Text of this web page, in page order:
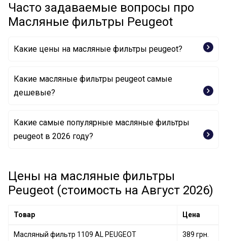
Часто задаваемые вопросы про
Масляные фильтры Peugeot
Какие цены на масляные фильтры peugeot?
Какие масляные фильтры peugeot самые
дешевые?
Масляный фильтр 1109 AK PEUGEOT
Масляный фильтр 1109 AP PEUGEOT
Какие самые популярные масляные фильтры
peugeot в 2026 году?
Цены на масляные фильтры
Peugeot (стоимость на Август 2026)
Товар Цена
Масляный фильтр 1109 AL PEUGEOT 389 грн.